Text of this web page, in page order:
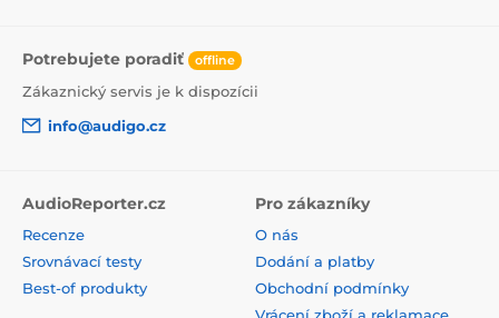
Potrebujete poradiť offline
Zákaznický servis je k dispozícii
info@audigo.cz
AudioReporter.cz
Recenze
Srovnávací testy
Best-of produkty
Pro zákazníky
O nás
Dodání a platby
Obchodní podmínky
Vrácení zboží a reklamace